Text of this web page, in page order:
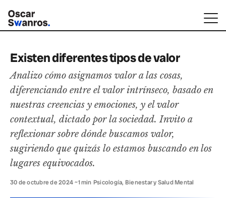
Existen diferentes tipos de valor
Analizo cómo asignamos valor a las cosas,
diferenciando entre el valor intrínseco, basado en
nuestras creencias y emociones, y el valor
contextual, dictado por la sociedad. Invito a
reflexionar sobre dónde buscamos valor,
sugiriendo que quizás lo estamos buscando en los
lugares equivocados.
30 de octubre de 2024·~1 min Psicología, Bienestar y Salud Mental